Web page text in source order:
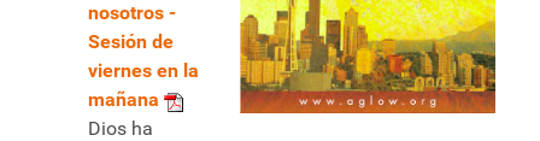
nosotros -
Sesión de
viernes en la
mañana
Dios ha